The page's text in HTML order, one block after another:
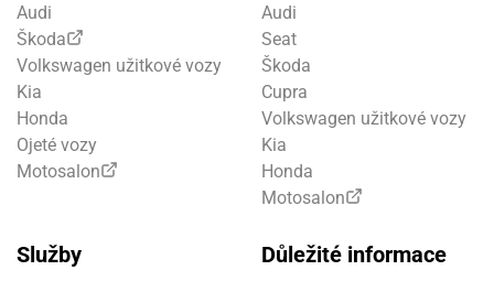
Audi
Škoda
Volkswagen užitkové vozy
Kia
Honda
Ojeté vozy
Motosalon
Audi
Seat
Škoda
Cupra
Volkswagen užitkové vozy
Kia
Honda
Motosalon
Služby Důležité informace